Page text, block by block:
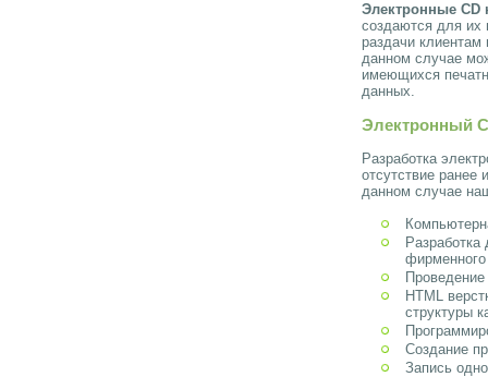
Электронные CD
создаются для
раздачи клиентам
данном случае
имеющихся
данных.
Электронный
Разработка
отсутствие ранее
данном случае
Разработка
HTML
структуры
Создание
Запись